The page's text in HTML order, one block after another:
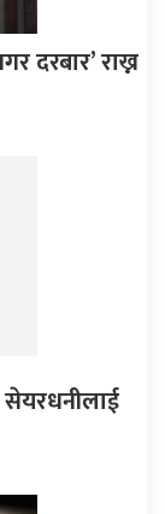
दरबार’ राख्न